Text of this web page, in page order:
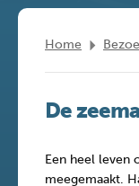
Home
De
Een heel leven
meegemaakt.